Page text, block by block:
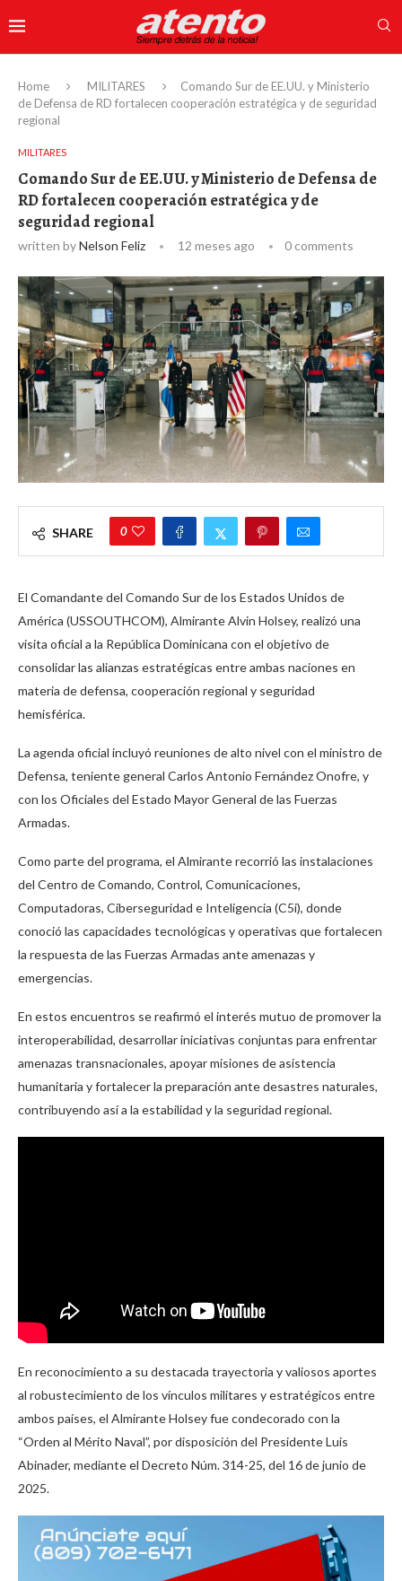
Home MILITARES
Comando Sur de EE.UU. y Ministerio
de Defensa de RD fortalecen cooperación estratégica y de seguridad
regional
MILITARES
Comando Sur de EE.UU. y Ministerio de Defensa de
RD fortalecen cooperación estratégica y de
seguridad regional
written byNelson Feliz 12 meses ago 0 comments
SHARE 0
El Comandante del Comando Sur de los Estados Unidos de
América (USSOUTHCOM), Almirante Alvin Holsey, realizó una
visita oficial a la República Dominicana con el objetivo de
consolidar las alianzas estratégicas entre ambas naciones en
materia de defensa, cooperación regional y seguridad
hemisférica.
La agenda oficial incluyó reuniones de alto nivel con el ministro de
Defensa, teniente general Carlos Antonio Fernández Onofre, y
con los Oficiales del Estado Mayor General de las Fuerzas
Armadas.
Como parte del programa, el Almirante recorrió las instalaciones
del Centro de Comando, Control, Comunicaciones,
Computadoras, Ciberseguridad e Inteligencia (C5i), donde
conoció las capacidades tecnológicas y operativas que fortalecen
la respuesta de las Fuerzas Armadas ante amenazas y
emergencias.
En estos encuentros se reafirmó el interés mutuo de promover la
interoperabilidad, desarrollar iniciativas conjuntas para enfrentar
amenazas transnacionales, apoyar misiones de asistencia
humanitaria y fortalecer la preparación ante desastres naturales,
contribuyendo así a la estabilidad y la seguridad regional.
En reconocimiento a su destacada trayectoria y valiosos aportes
al robustecimiento de los vínculos militares y estratégicos entre
ambos países, el Almirante Holsey fue condecorado con la
“Orden al Mérito Naval”, por disposición del Presidente Luis
Abinader, mediante el Decreto Núm. 314-25, del 16 de junio de
2025.